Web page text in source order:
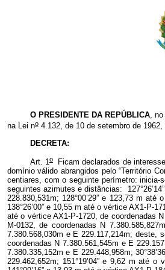
O PRESIDENTE DA REPÚBLICA,
na Lei no4.132, de 10 de setembro de
DECRETA:
Art. 1oFicam declarados de